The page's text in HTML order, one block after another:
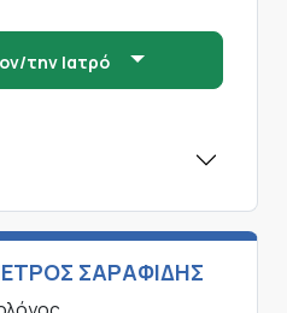
την Ιατρό
ΣΑΡΑΦΙΔΗΣ